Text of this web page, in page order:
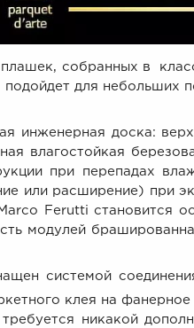
собранных в
для небольших
инженерная доска:
влагостойкая
при перепадах
или расширение) при
Ferutti становится
модулей
системой
клея на
никакой